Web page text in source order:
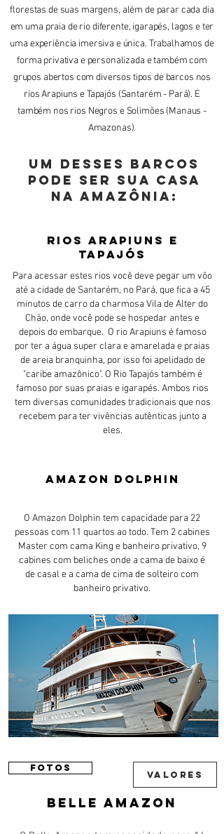
florestas de suas margens, além de parar cada dia
em uma praia de rio diferente, igarapés, lagos e ter
uma experiência imersiva e única. Trabalhamos de
forma privativa e personalizada e também com
grupos abertos com diversos tipos de barcos nos
rios Arapiuns e Tapajós (Santarém - Pará). E
também nos rios Negros e Solimões (Manaus -
Amazonas).
Um desses barcos
pode ser sua casa
na Amazônia:
Rios Arapiuns e
Tapajós
Para acessar estes rios você deve pegar um vôo
até a cidade de Santarém, no Pará, que fica a 45
minutos de carro da charmosa Vila de Alter do
Chão, onde você pode se hospedar antes e
depois do embarque. O rio Arapiuns é famoso
por ter a água super clara e amarelada e praias
de areia branquinha, por isso foi apelidado de
"caribe amazônico". O Rio Tapajós também é
famoso por suas praias e igarapés. Ambos rios
tem diversas comunidades tradicionais que nos
recebem para ter vivências autênticas junto a
eles.
AMAZON DOLPHIN
O Amazon Dolphin tem capacidade para 22
pessoas com 11 quartos ao todo. Tem 2 cabines
Master com cama King e banheiro privativo, 9
cabines com beliches onde a cama de baixo é
de casal e a cama de cima de solteiro com
banheiro privativo​.
FOTOS
VALORES
belle amazon